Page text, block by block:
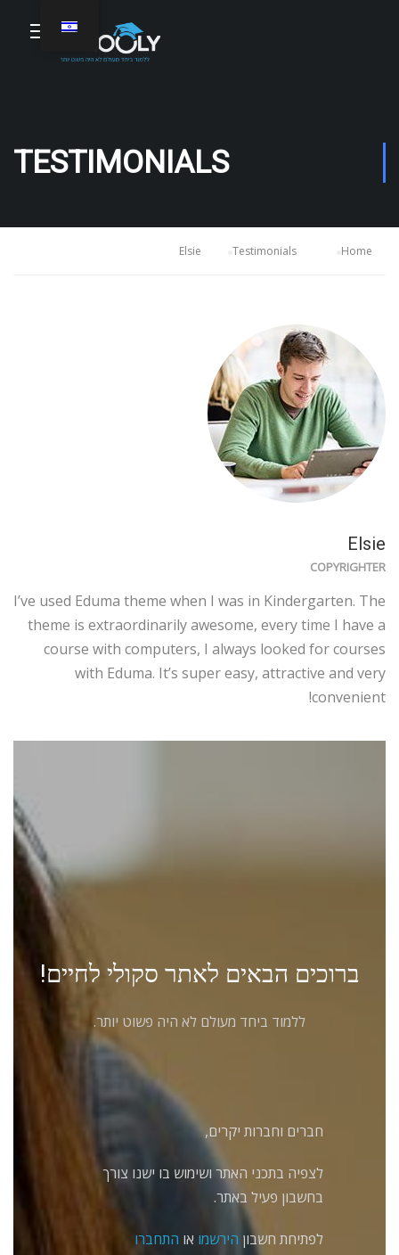
TESTIMONIALS
Home
Testimonials
Elsie
Elsie
COPYRIGHTER
I’ve used Eduma theme when I was in Kindergarten. The
theme is extraordinarily awesome, every time I have a
course with computers, I always looked for courses
with Eduma. It’s super easy, attractive and very
convenient!
ברוכים הבאים לאתר סקולי לחיים!
ללמוד ביחד מעולם לא היה פשוט יותר.
חברים וחברות יקרים,
לצפיה בתכני האתר ושימוש בו ישנו צורך
בחשבון פעיל באתר.
לפתיחת חשבון הירשמו או התחברו